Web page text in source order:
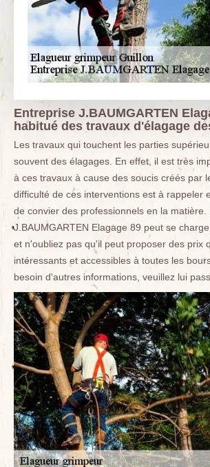
Entreprise J.BAUMGARTEN
habitué des travaux d'élagage
Les travaux qui touchent les parties
souvent des élagages. En effet, il est très
à ces travaux à cause des soucis créés par
difficulté de ces interventions est à rappeler
de convier des professionnels en la matière.
J.BAUMGARTEN Elagage 89 peut se
et n'oubliez pas qu'il peut proposer des prix
intéressants et accessibles à toutes les
besoin d'autres informations, veuillez lui